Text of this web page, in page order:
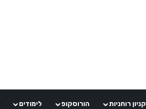
קניון רוחניות הורוסקופ לימודים